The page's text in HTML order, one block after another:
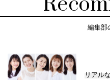
編集部
リアル